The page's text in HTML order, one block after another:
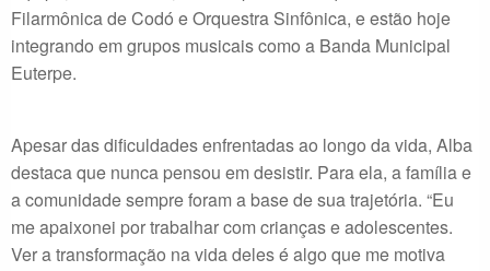
Filarmônica de Codó e Orquestra Sinfônica, e estão hoje
integrando em grupos musicais como a Banda Municipal
Euterpe.
Apesar das dificuldades enfrentadas ao longo da vida, Alba
destaca que nunca pensou em desistir. Para ela, a família e
a comunidade sempre foram a base de sua trajetória. “Eu
me apaixonei por trabalhar com crianças e adolescentes.
Ver a transformação na vida deles é algo que me motiva